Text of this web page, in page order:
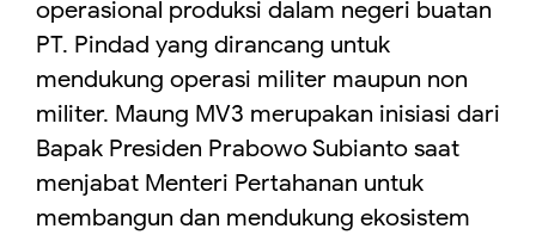
operasional produksi dalam negeri buatan
PT. Pindad yang dirancang untuk
mendukung operasi militer maupun non
militer. Maung MV3 merupakan inisiasi dari
Bapak Presiden Prabowo Subianto saat
menjabat Menteri Pertahanan untuk
membangun dan mendukung ekosistem